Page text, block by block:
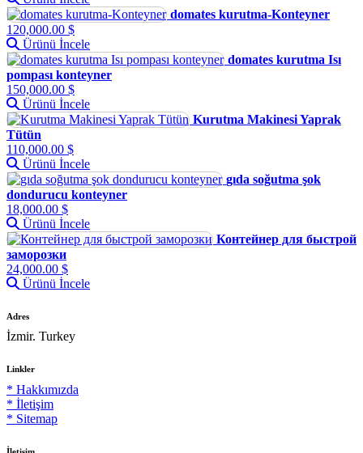
domates kurutma-Konteyner
120,000.00 $
Ürünü İncele
domates kurutma Isı
pompası konteyner
150,000.00 $
Ürünü İncele
Kurutma Makinesi Yaprak
Tütün
110,000.00 $
Ürünü İncele
gıda soğutma şok
dondurucu konteyner
18,000.00 $
Ürünü İncele
Контейнер для быстрой
заморозки
24,000.00 $
Ürünü İncele
Adres
İzmir. Turkey
Linkler
* Hakkımızda
* İletişim
* Sitemap